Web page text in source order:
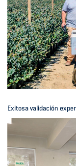
Exitosa validación